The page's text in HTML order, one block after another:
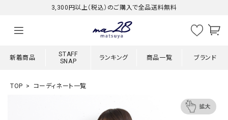
3,300円以上（税込）のご購入で全品送料無料
新着商品
STAFF
SNAP
ランキング 商品一覧 ブランド
TOP コーディネート一覧